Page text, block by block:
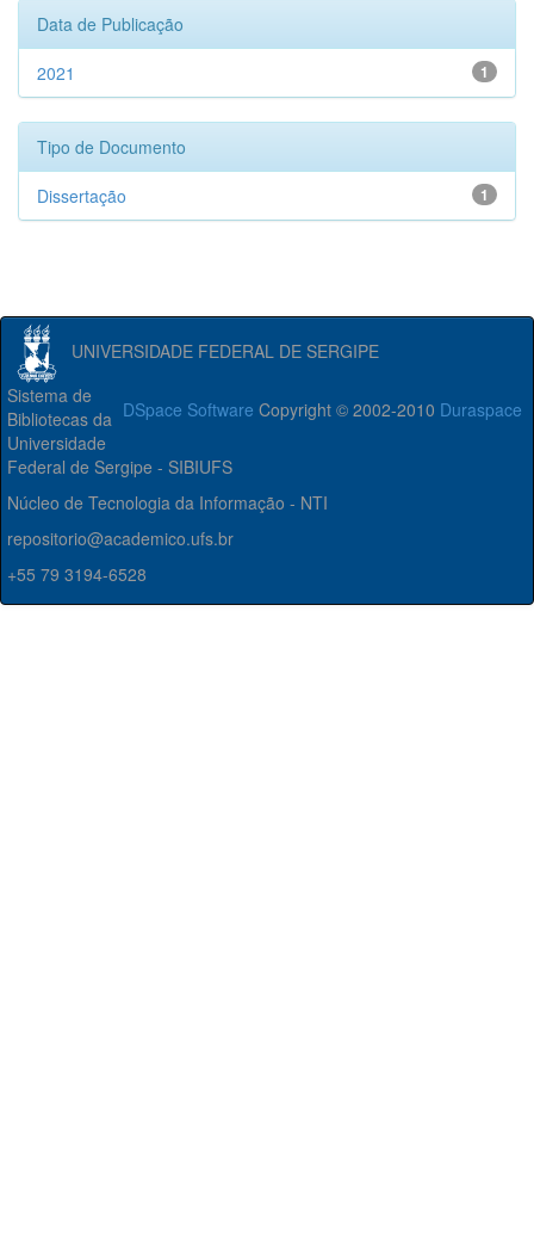
Data de Publicação
1
2021
Tipo de Documento
1
Dissertação
UNIVERSIDADE FEDERAL DE SERGIPE
DSpace Software Copyright © 2002-2010 Duraspace
Sistema de
Bibliotecas da
Universidade
Federal de Sergipe - SIBIUFS
Núcleo de Tecnologia da Informação - NTI
repositorio@academico.ufs.br
+55 79 3194-6528